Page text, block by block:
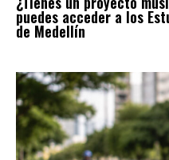
puedes acceder a los
de Medellín